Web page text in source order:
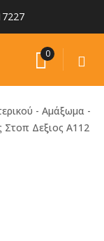
0
- Αμάξωμα -
Στοπ Δεξιος Α112